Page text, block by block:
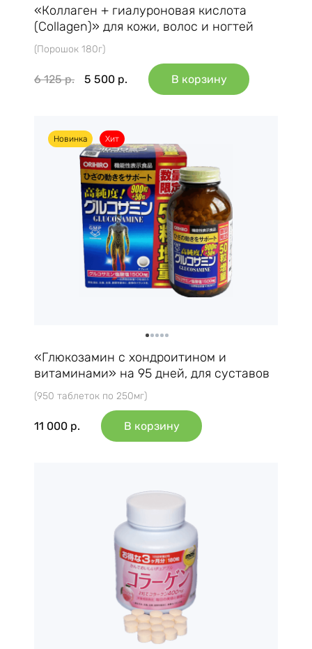
«Коллаген + гиалуроновая кислота
(Collagen)» для кожи, волос и ногтей
(Порошок 180г)
6 125р. 5 500 р. В корзину
Новинка Хит
«Глюкозамин с хондроитином и
витаминами» на 95 дней, для суставов
(950 таблеток по 250мг)
11 000 р. В корзину